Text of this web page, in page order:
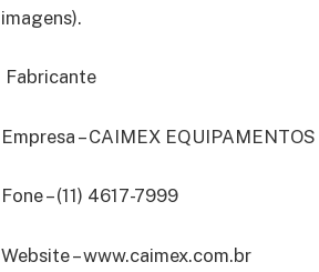
imagens).
Fabricante
Empresa – CAIMEX
Fone – (11) 4617-7999
Website – www.caimex.com.br